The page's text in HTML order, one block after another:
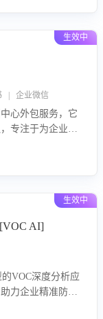
生效中
| 企业微信
心外包服务，它
专注于为企业提
帮助企业实现降
生效中
AI]
VOC深度分析应
力企业精准防控